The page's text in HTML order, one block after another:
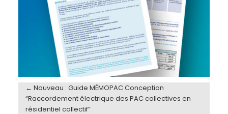
← Nouveau : Guide MÉMOPAC Conception
“Raccordement électrique des PAC collectives en
résidentiel collectif”